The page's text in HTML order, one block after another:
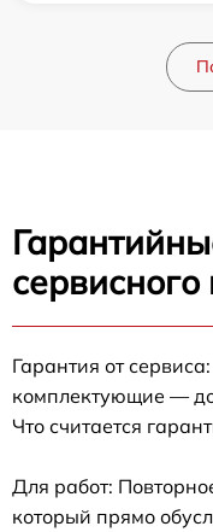
Гарантия от
комплектующие —
Что считается
Для работ:
который прямо